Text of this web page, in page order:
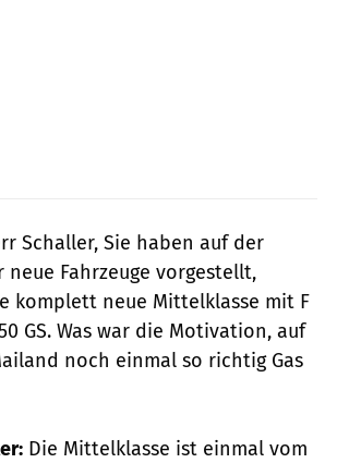
Schaller, Sie haben auf der
neue Fahrzeuge vorgestellt,
komplett neue Mittelklasse mit F
GS. Was war die Motivation, auf
noch einmal so richtig Gas
Die Mittelklasse ist einmal vom